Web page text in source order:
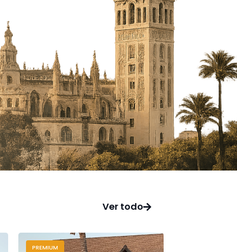
Ver todo
PREMIUM